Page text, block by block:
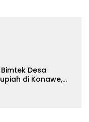
Desa
di Konawe,